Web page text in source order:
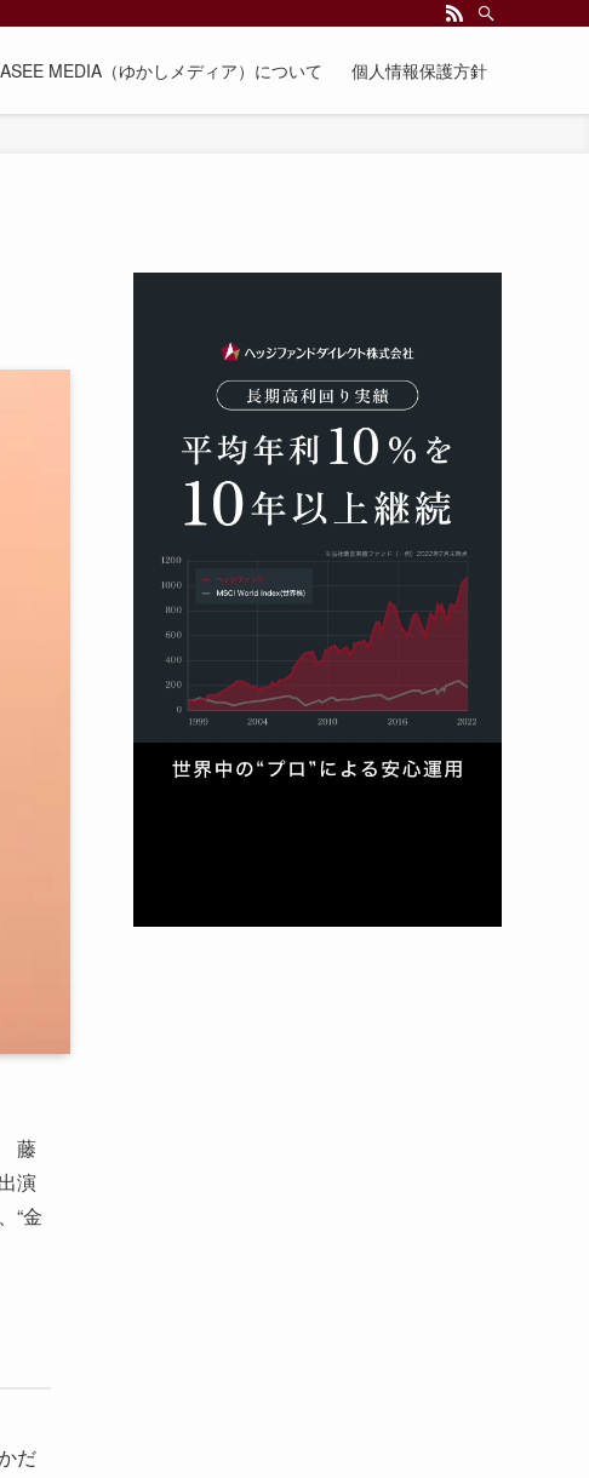
MEDIA（ゆかしメディア）について 個人情報保護方針
藤
演
“金
だ